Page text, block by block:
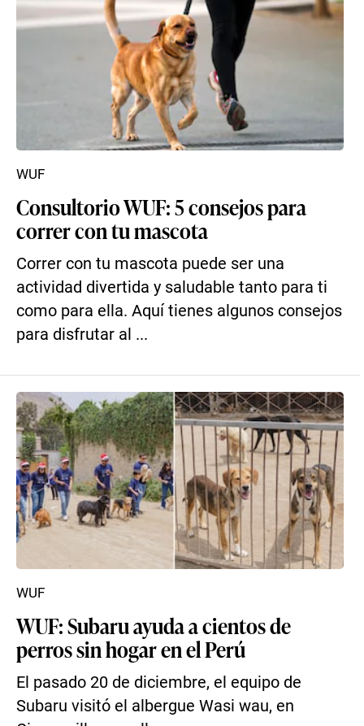
Consultorio WUF: 5 consejos para
correr con tu mascota
Correr con tu mascota puede ser una
actividad divertida y saludable tanto para ti
como para ella. Aquí tienes algunos consejos
para disfrutar al ...
WUF
WUF: Subaru ayuda a cientos de
perros sin hogar en el Perú
El pasado 20 de diciembre, el equipo de
Subaru visitó el albergue Wasi wau, en
WUF